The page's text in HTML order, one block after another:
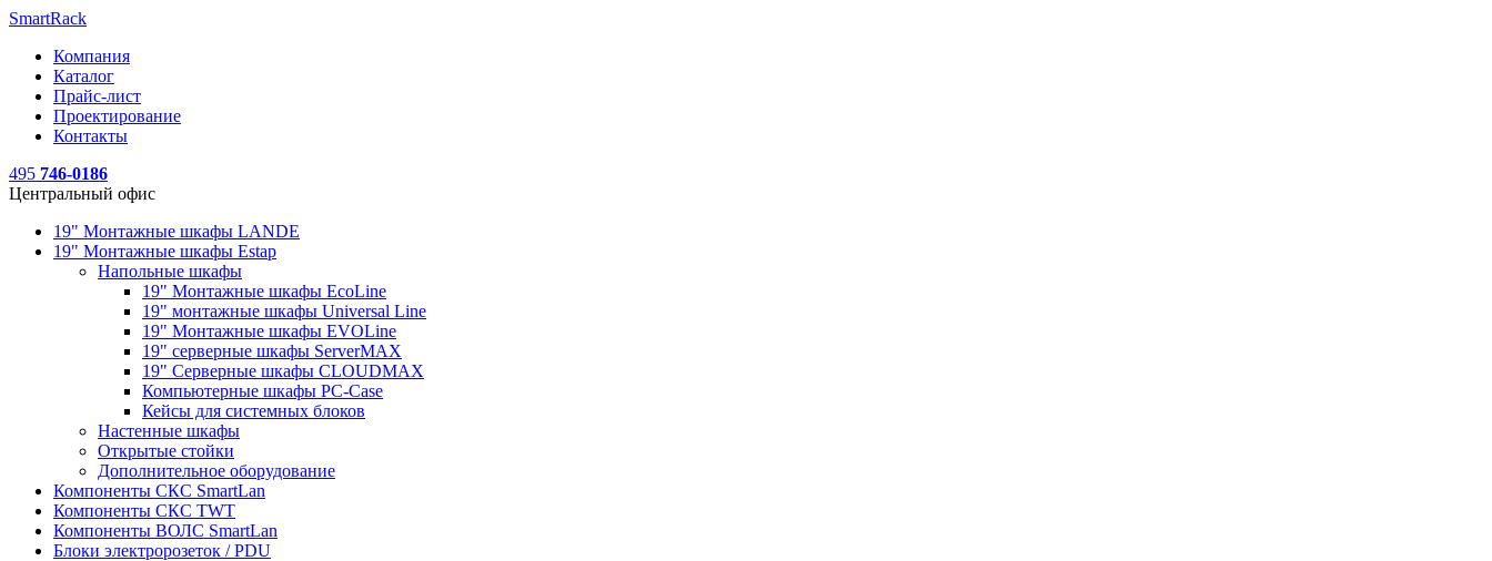
SmartRack
Компания
Каталог
Прайс-лист
Проектирование
Контакты
495 746-0186
Центральный офис
19" Монтажные шкафы LANDE
19" Монтажные шкафы Estap
Напольные шкафы
19" Монтажные шкафы EcoLine
19" монтажные шкафы Universal Line
19" Монтажные шкафы EVOLine
19" серверные шкафы ServerMAX
19" Серверные шкафы CLOUDMAX
Компьютерные шкафы PC-Case
Кейсы для системных блоков
Настенные шкафы
Открытые стойки
Дополнительное оборудование
Компоненты СКС SmartLan
Компоненты СКС TWT
Компоненты ВОЛС SmartLan
Блоки электророзеток / PDU